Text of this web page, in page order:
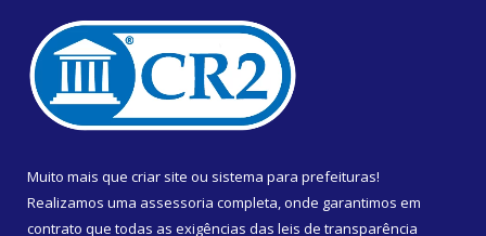
Muito mais que criar site ou sistema para prefeituras!
Realizamos uma assessoria completa, onde garantimos em
contrato que todas as exigências das leis de transparência